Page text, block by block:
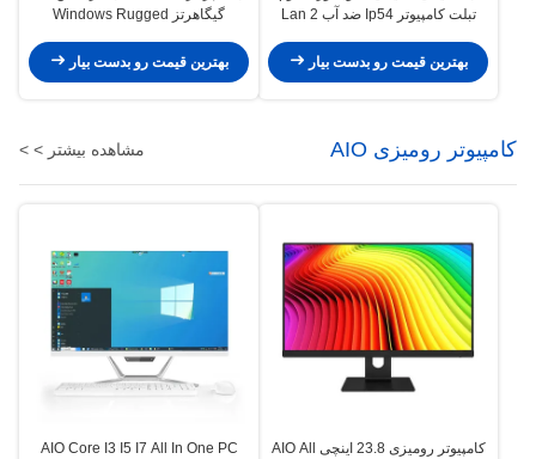
تبلت کامپیوتر Ip54 ضد آب 2 Lan
بهترین قیمت رو بدست بیار
گیگاهرتز Windows Rugged
بهترین قیمت رو بدست بیار
کامپیوتر رومیزی AIO مشاهده بیشتر > >
کامپیوتر رومیزی 23.8 اینچی AIO All
AIO Core I3 I5 I7 All In One PC